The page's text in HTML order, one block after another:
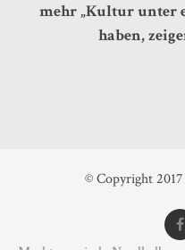
mehr „Kultur unter
haben,
© Copyright